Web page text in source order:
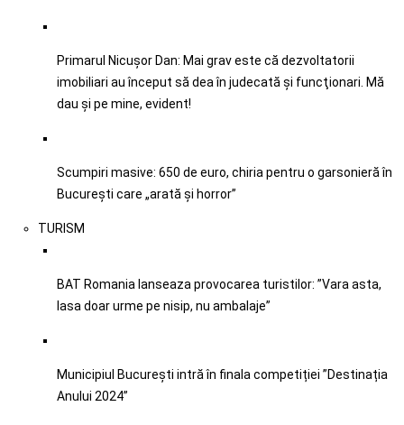
Primarul Nicușor Dan: Mai grav este că dezvoltatorii
imobiliari au început să dea în judecată şi funcţionari. Mă
dau şi pe mine, evident!
Scumpiri masive: 650 de euro, chiria pentru o garsonieră în
București care „arată și horror”
TURISM
BAT Romania lanseaza provocarea turistilor: ”Vara asta,
lasa doar urme pe nisip, nu ambalaje”
Municipiul București intră în finala competiției ”Destinația
Anului 2024”